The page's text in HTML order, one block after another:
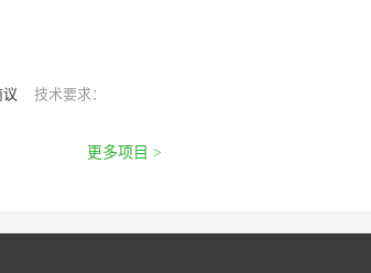
议 技术要求：
更多项目 >